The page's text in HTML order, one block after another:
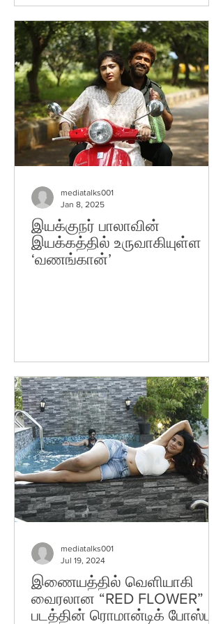
இயக்குநர் பாலாவின்
இயக்கத்தில் உருவாகியுள்ள
‘வணங்கான்’
mediatalks001
Jan 8, 2025
இணையத்தில் வெளியாகி
வைரலான “RED FLOWER”
படத்தின் ரொமான்டிக் போஸ்டர்!
mediatalks001
Jul 19, 2024